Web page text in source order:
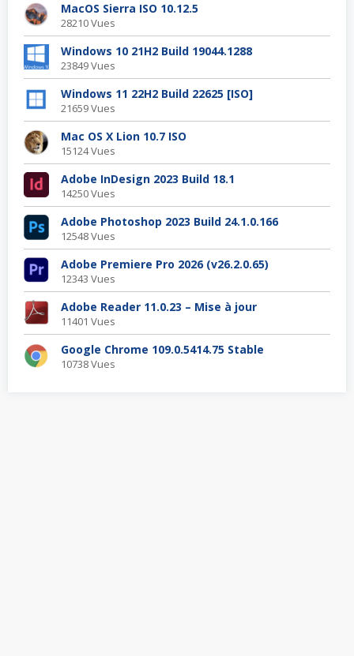
MacOS Sierra ISO 10.12.5
28210 Vues
Windows 10 21H2 Build 19044.1288
23849 Vues
Windows 11 22H2 Build 22625 [ISO]
21659 Vues
Mac OS X Lion 10.7 ISO
15124 Vues
Adobe InDesign 2023 Build 18.1
14250 Vues
Adobe Photoshop 2023 Build 24.1.0.166
12548 Vues
Adobe Premiere Pro 2026 (v26.2.0.65)
12343 Vues
Adobe Reader 11.0.23 – Mise à jour
11401 Vues
Google Chrome 109.0.5414.75 Stable
10738 Vues